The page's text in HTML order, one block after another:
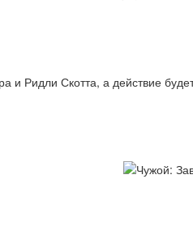
Ридли Скотта, а действие